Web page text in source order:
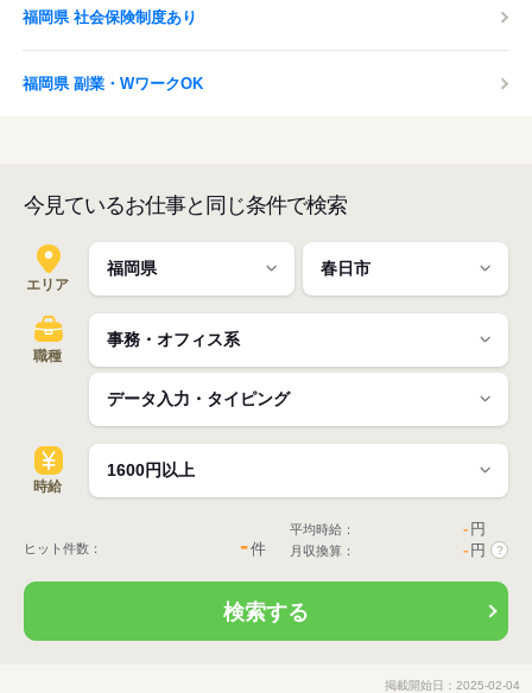
福岡県 社会保険制度あり
福岡県 副業・WワークOK
今見ているお仕事と同じ条件で検索
エリア
職種
時給
ヒット件数： -件
平均時給： - 円
月収換算： - 円 ?
検索する
掲載開始日：2025-02-04